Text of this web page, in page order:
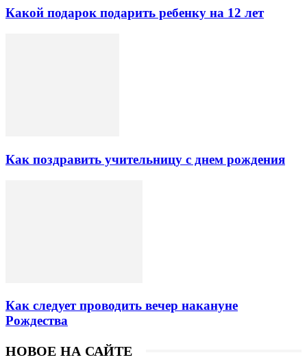
Какой подарок подарить ребенку на 12 лет
Как поздравить учительницу с днем рождения
Как следует проводить вечер накануне
Рождества
НОВОЕ НА САЙТЕ